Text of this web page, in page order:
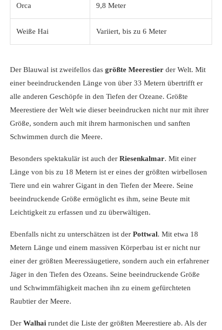
Orca 9,8 Meter
Weiße Hai Variiert, bis zu 6 Meter
Der Blauwal ist zweifellos das größte Meerestier der Welt. Mit
einer beeindruckenden Länge von über 33 Metern übertrifft er
alle anderen Geschöpfe in den Tiefen der Ozeane. Größte
Meerestiere der Welt wie dieser beeindrucken nicht nur mit ihrer
Größe, sondern auch mit ihrem harmonischen und sanften
Schwimmen durch die Meere.
Besonders spektakulär ist auch der Riesenkalmar. Mit einer
Länge von bis zu 18 Metern ist er eines der größten wirbellosen
Tiere und ein wahrer Gigant in den Tiefen der Meere. Seine
beeindruckende Größe ermöglicht es ihm, seine Beute mit
Leichtigkeit zu erfassen und zu überwältigen.
Ebenfalls nicht zu unterschätzen ist der Pottwal. Mit etwa 18
Metern Länge und einem massiven Körperbau ist er nicht nur
einer der größten Meeressäugetiere, sondern auch ein erfahrener
Jäger in den Tiefen des Ozeans. Seine beeindruckende Größe
und Schwimmfähigkeit machen ihn zu einem gefürchteten
Raubtier der Meere.
Der Walhai rundet die Liste der größten Meerestiere ab. Als der